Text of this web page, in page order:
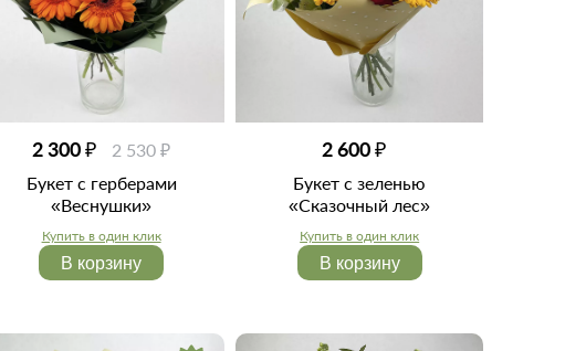
2 300 ₽
2 530 ₽
Букет с герберами
«Веснушки»
Купить в один клик
В корзину
2 600 ₽
Букет с зеленью
«Сказочный лес»
Купить в один клик
В корзину